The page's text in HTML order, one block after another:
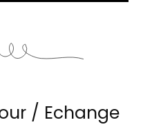
/ Echange